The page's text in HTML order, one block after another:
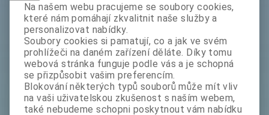
Na našem webu pracujeme se soubory cookies,
které nám pomáhají zkvalitnit naše služby a
personalizovat nabídky.
Soubory cookies si pamatují, co a jak ve svém
prohlížeči na daném zařízení děláte. Díky tomu
webová stránka funguje podle vás a je schopná
se přizpůsobit vašim preferencím.
Blokování některých typů souborů může mít vliv
na vaši uživatelskou zkušenost s naším webem,
také nebudeme schopni poskytnout vám nabídku